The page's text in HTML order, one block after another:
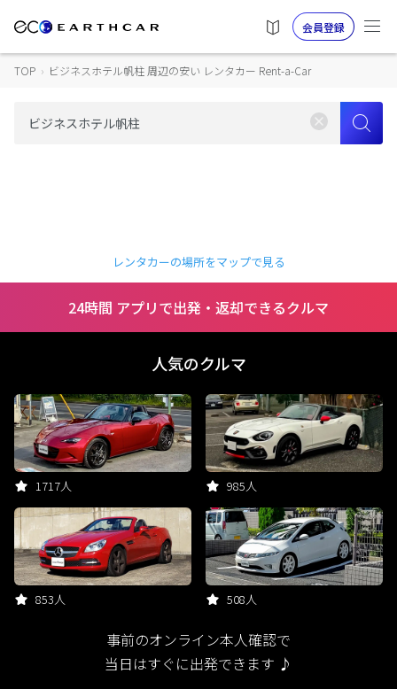
会員登録
TOP › ビジネスホテル帆柱 周辺の安い レンタカー Rent-a-Car
レンタカーの場所をマップで見る
24時間 アプリで出発・返却できるクルマ
人気のクルマ
1717人 985人
853人 508人
事前のオンライン本人確認で
当日はすぐに出発できます ♪